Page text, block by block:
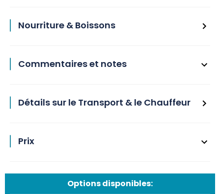
Nourriture & Boissons
Commentaires et notes
Détails sur le Transport & le Chauffeur
Prix
Options disponibles: